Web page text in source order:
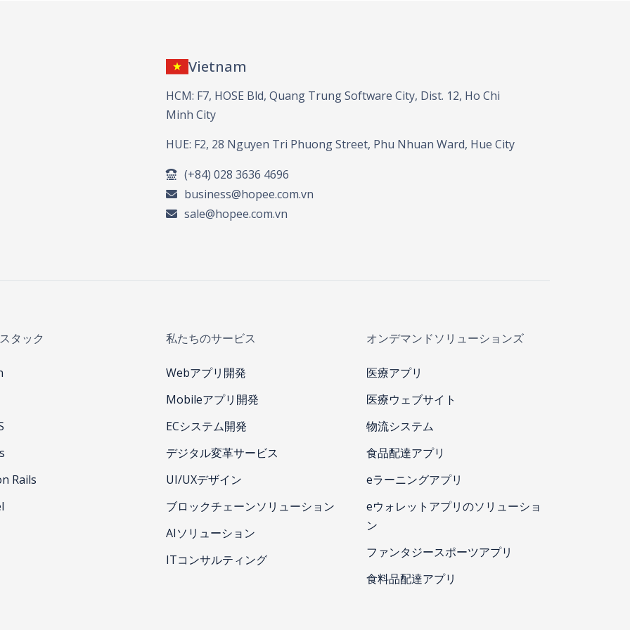
Vietnam
HCM: F7, HOSE Bld, Quang Trung Software City, Dist. 12, Ho Chi
Minh City
HUE: F2, 28 Nguyen Tri Phuong Street, Phu Nhuan Ward, Hue City
(+84) 028 3636 4696
business@hopee.com.vn
sale@hopee.com.vn
タック
Rails
私たちのサービス
Webアプリ開発
Mobileアプリ開発
ECシステム開発
デジタル変革サービス
UI/UXデザイン
ブロックチェーンソリューション
AIソリューション
ITコンサルティング
オンデマンドソリューションズ
医療アプリ
医療ウェブサイト
物流システム
食品配達アプリ
eラーニングアプリ
eウォレットアプリのソリューショ
ン
ファンタジースポーツアプリ
食料品配達アプリ